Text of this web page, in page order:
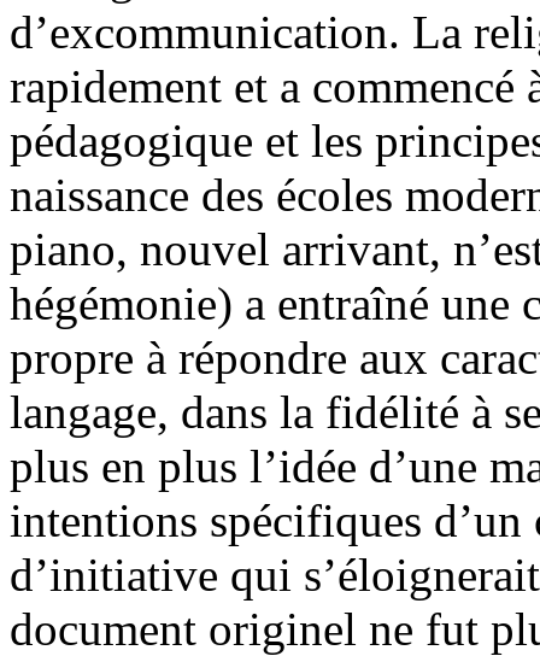
d’excommunication. La
rapidement et a
pédagogique et les
naissance des écoles
piano, nouvel arrivant,
hégémonie) a entraîné une
propre à répondre aux
langage, dans la fidélité à
plus en plus l’idée d’une
intentions spécifiques d’un
d’initiative qui
document originel ne fut